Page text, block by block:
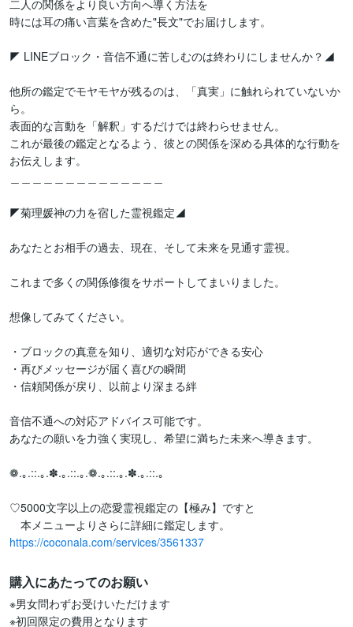
二人の関係をより良い方向へ導く方法を
時には耳の痛い言葉を含めた"長文"でお届けします。
◤ LINEブロック・音信不通に苦しむのは終わりにしませんか？◢
他所の鑑定でモヤモヤが残るのは、「真実」に触れられていないか
ら。
表面的な言動を「解釈」するだけでは終わらせません。
これが最後の鑑定となるよう、彼との関係を深める具体的な行動を
お伝えします。
◤菊理媛神の力を宿した霊視鑑定◢
あなたとお相手の過去、現在、そして未来を見通す霊視。
これまで多くの関係修復をサポートしてまいりました。
想像してみてください。
・ブロックの真意を知り、適切な対応ができる安心
・再びメッセージが届く喜びの瞬間
・信頼関係が戻り、以前より深まる絆
音信不通への対応アドバイス可能です。
あなたの願いを力強く実現し、希望に満ちた未来へ導きます。
❁.｡.::.｡.✽.｡.::.｡.❁.｡.::.｡.✽.｡.::.｡
♡5000文字以上の恋愛霊視鑑定の【極み】ですと
https://coconala.com/services/3561337
購入にあたってのお願い
※男女問わずお受けいただけます
※初回限定の費用となります